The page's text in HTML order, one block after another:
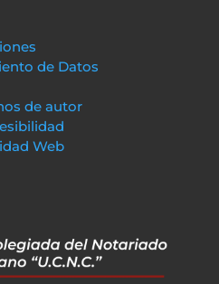
de Datos
de autor
Web